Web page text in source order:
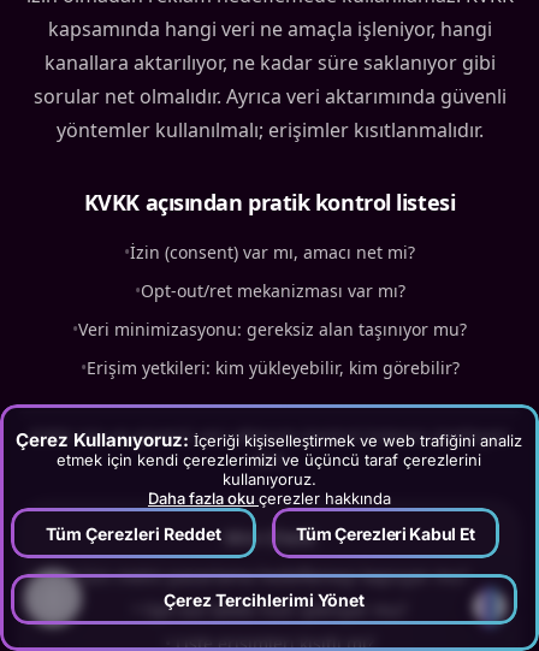
Çerez Kullanıyoruz: İçeriği kişiselleştirmek ve web trafiğini analiz
etmek için kendi çerezlerimizi ve üçüncü taraf çerezlerini
kullanıyoruz.
Daha fazla oku çerezler hakkında
Tüm Çerezleri Reddet Tüm Çerezleri Kabul Et
Çerez Tercihlerimi Yönet
kapsamında hangi veri ne amaçla işleniyor, hangi
kanallara aktarılıyor, ne kadar süre saklanıyor gibi
sorular net olmalıdır. Ayrıca veri aktarımında güvenli
yöntemler kullanılmalı; erişimler kısıtlanmalıdır.
KVKK açısından pratik kontrol listesi
•İzin (consent) var mı, amacı net mi?
•Opt-out/ret mekanizması var mı?
•Veri minimizasyonu: gereksiz alan taşınıyor mu?
•Erişim yetkileri: kim yükleyebilir, kim görebilir?
KVKK izin ve güvenli veri aktarımı kontrol listesini özetleyen
kart
Mini Check
•İzin metni pazarlama hedeflemeyi kapsıyor mu?
Opt-out talebi hızlı işleniyor mu?
•Liste erişimleri kısıtlı mı?
?